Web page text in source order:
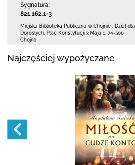
Sygnatura:
821.162.1-3
Miejska Biblioteka Publiczna w Chojnie
Dział dla
Dorosłych, Plac Konstytucji 3 Maja 1
74-500
Chojna
Najczęściej wypożyczane